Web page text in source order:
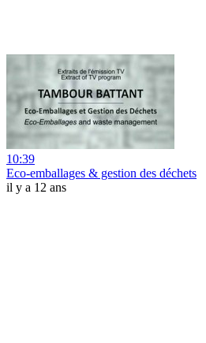
10:39
Eco-emballages & gestion des déchets
il y a 12 ans